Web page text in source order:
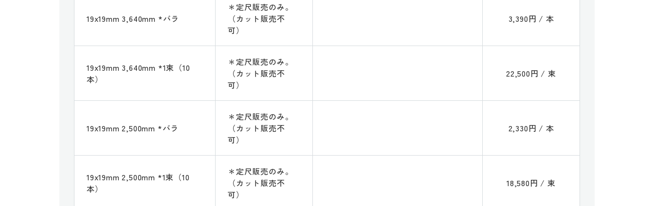
19x19mm 3,640mm *バラ
＊定尺販売のみ。
（カット販売不
可）
3,390円 / 本
19x19mm 3,640mm *1束（10
本）
＊定尺販売のみ。
（カット販売不
可）
22,500円 / 束
19x19mm 2,500mm *バラ
＊定尺販売のみ。
（カット販売不
可）
2,330円 / 本
19x19mm 2,500mm *1束（10
本）
＊定尺販売のみ。
（カット販売不
可）
18,580円 / 束